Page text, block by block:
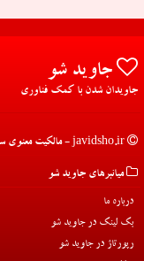
جاوید شو
جاویدان شدن با کمک فناوری
میانبرهای جاوید شو
درباره ما
بک لینک در جاوید شو
رپورتاژ در جاوید شو